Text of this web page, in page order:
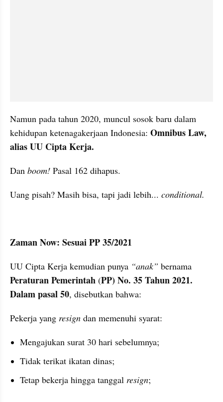
Namun pada tahun 2020, muncul sosok baru dalam
kehidupan ketenagakerjaan Indonesia: Omnibus Law,
alias UU Cipta Kerja.
Dan boom! Pasal 162 dihapus.
Uang pisah? Masih bisa, tapi jadi lebih... conditional.
Zaman Now: Sesuai PP 35/2021
UU Cipta Kerja kemudian punya “anak”
Peraturan Pemerintah (PP) No. 35 Tahun 2021.
Dalam pasal 50, disebutkan bahwa:
Pekerja yang resign dan memenuhi syarat:
Mengajukan surat 30 hari sebelumnya;
Tidak terikat ikatan dinas;
Tetap bekerja hingga tanggal resign;